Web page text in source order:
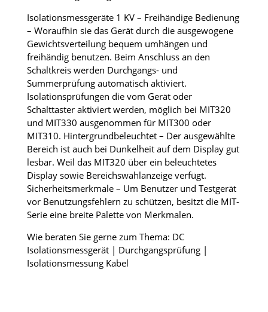
Isolationsmessgeräte 1 KV – Freihändige Bedienung
– Woraufhin sie das Gerät durch die ausgewogene
Gewichtsverteilung bequem umhängen und
freihändig benutzen. Beim Anschluss an den
Schaltkreis werden Durchgangs- und
Summerprüfung automatisch aktiviert.
Isolationsprüfungen die vom Gerät oder
Schalttaster aktiviert werden, möglich bei MIT320
und MIT330 ausgenommen für MIT300 oder
MIT310. Hintergrundbeleuchtet – Der ausgewählte
Bereich ist auch bei Dunkelheit auf dem Display gut
lesbar. Weil das MIT320 über ein beleuchtetes
Display sowie Bereichswahlanzeige verfügt.
Sicherheitsmerkmale – Um Benutzer und Testgerät
vor Benutzungsfehlern zu schützen, besitzt die MIT-
Serie eine breite Palette von Merkmalen.
Wie beraten Sie gerne zum Thema: DC
Isolationsmessgerät | Durchgangsprüfung |
Isolationsmessung Kabel